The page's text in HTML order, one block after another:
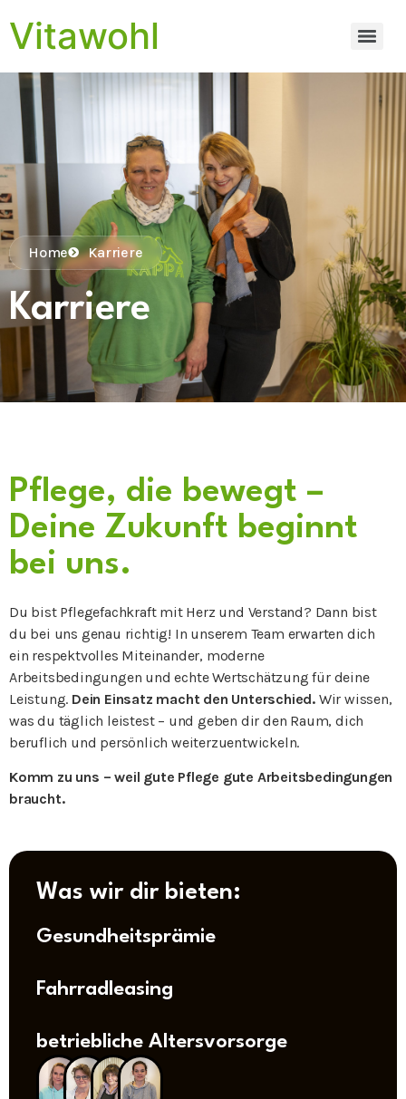
Vitawohl
Home Karriere
Karriere
Pflege, die bewegt –
Deine Zukunft beginnt
bei uns.
Du bist Pflegefachkraft mit Herz und Verstand? Dann bist
du bei uns genau richtig! In unserem Team erwarten dich
ein respektvolles Miteinander, moderne
Arbeitsbedingungen und echte Wertschätzung für deine
Leistung. Dein Einsatz macht den Unterschied. Wir wissen,
was du täglich leistest – und geben dir den Raum, dich
beruflich und persönlich weiterzuentwickeln.
Komm zu uns – weil gute Pflege gute Arbeitsbedingungen
braucht.
Was wir dir bieten:
Gesundheitsprämie
Fahrradleasing
betriebliche Altersvorsorge